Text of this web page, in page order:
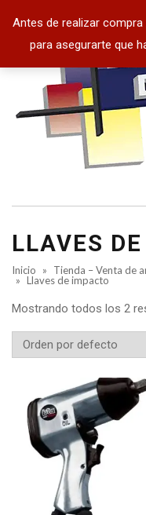
Antes de realizar
para asegurarte que
LLAVES
Inicio » Tienda – Venta de
» Llaves de impacto
Mostrando todos los 2